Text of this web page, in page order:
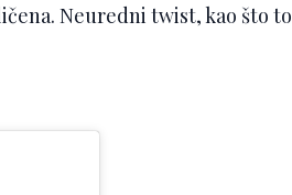
Neuredni twist, kao što to